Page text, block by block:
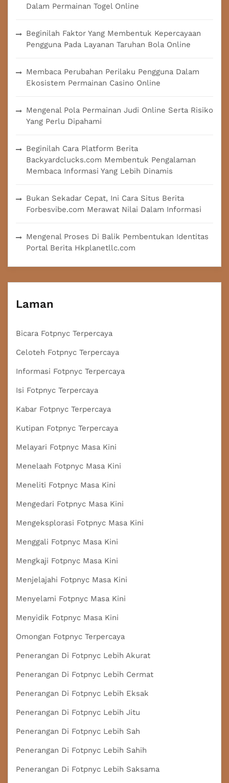
Dalam Permainan Togel Online
Beginilah Faktor Yang Membentuk Kepercayaan
Pengguna Pada Layanan Taruhan Bola Online
Membaca Perubahan Perilaku Pengguna Dalam
Ekosistem Permainan Casino Online
Mengenal Pola Permainan Judi Online Serta Risiko
Yang Perlu Dipahami
Beginilah Cara Platform Berita
Backyardclucks.com Membentuk Pengalaman
Membaca Informasi Yang Lebih Dinamis
Bukan Sekadar Cepat, Ini Cara Situs Berita
Forbesvibe.com Merawat Nilai Dalam Informasi
Mengenal Proses Di Balik Pembentukan Identitas
Portal Berita Hkplanetllc.com
Laman
Bicara Fotpnyc Terpercaya
Celoteh Fotpnyc Terpercaya
Informasi Fotpnyc Terpercaya
Isi Fotpnyc Terpercaya
Kabar Fotpnyc Terpercaya
Kutipan Fotpnyc Terpercaya
Melayari Fotpnyc Masa Kini
Menelaah Fotpnyc Masa Kini
Meneliti Fotpnyc Masa Kini
Mengedari Fotpnyc Masa Kini
Mengeksplorasi Fotpnyc Masa Kini
Menggali Fotpnyc Masa Kini
Mengkaji Fotpnyc Masa Kini
Menjelajahi Fotpnyc Masa Kini
Menyelami Fotpnyc Masa Kini
Menyidik Fotpnyc Masa Kini
Omongan Fotpnyc Terpercaya
Penerangan Di Fotpnyc Lebih Akurat
Penerangan Di Fotpnyc Lebih Cermat
Penerangan Di Fotpnyc Lebih Eksak
Penerangan Di Fotpnyc Lebih Jitu
Penerangan Di Fotpnyc Lebih Sah
Penerangan Di Fotpnyc Lebih Sahih
Penerangan Di Fotpnyc Lebih Saksama